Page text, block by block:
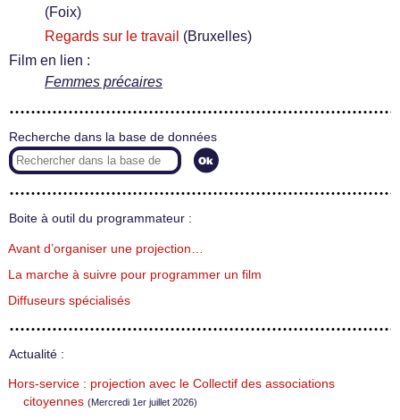
(Foix)
Regards sur le travail (Bruxelles)
Film en lien :
Femmes précaires
Recherche dans la base de données
Boite à outil du programmateur :
Avant d’organiser une projection…
La marche à suivre pour programmer un film
Diffuseurs spécialisés
Actualité :
Hors-service : projection avec le Collectif des associations
citoyennes (Mercredi 1er juillet 2026)